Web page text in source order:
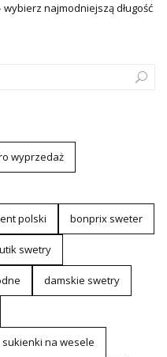
najmodniejszą długość
wyprzedaż
polski bonprix sweter
swetry
damskie swetry
sukienki na wesele